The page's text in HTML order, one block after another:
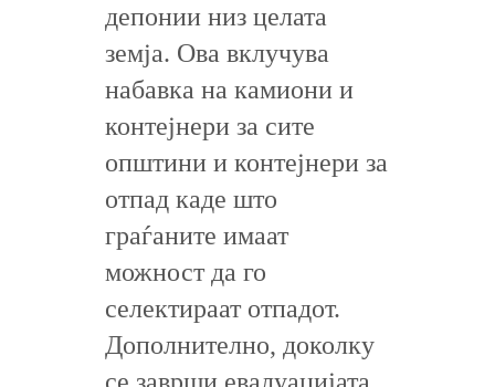
депонии низ целата
земја. Ова вклучува
набавка на камиони и
контејнери за сите
општини и контејнери за
отпад каде што
граѓаните имаат
можност да го
селектираат отпадот.
Дополнително, доколку